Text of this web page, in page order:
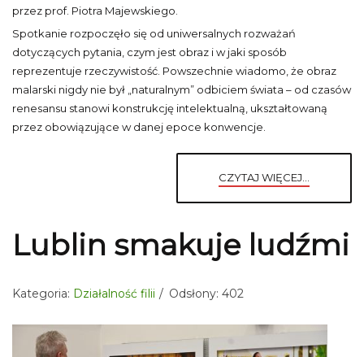
przez prof. Piotra Majewskiego.
Spotkanie rozpoczęło się od uniwersalnych rozważań
dotyczących pytania, czym jest obraz i w jaki sposób
reprezentuje rzeczywistość. Powszechnie wiadomo, że obraz
malarski nigdy nie był „naturalnym” odbiciem świata – od czasów
renesansu stanowi konstrukcję intelektualną, ukształtowaną
przez obowiązujące w danej epoce konwencje.
CZYTAJ WIĘCEJ...
Lublin smakuje ludźmi
Kategoria: Działalność filii Odsłony: 402